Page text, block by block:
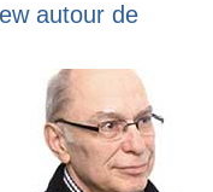
autour de